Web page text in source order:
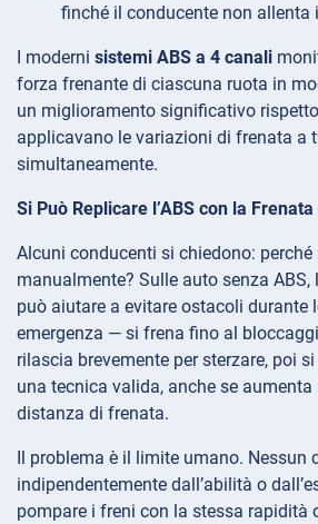
finché il conducente non allenta
I moderni sistemi ABS a 4 canali
forza frenante di ciascuna ruota in
un miglioramento significativo
applicavano le variazioni di frenata a
simultaneamente.
Si Può Replicare l’ABS con la
Alcuni conducenti si chiedono:
manualmente? Sulle auto senza
può aiutare a evitare ostacoli durante
emergenza — si frena fino al
rilascia brevemente per sterzare, poi
una tecnica valida, anche se
distanza di frenata.
Il problema è il limite umano. Nessun
indipendentemente dall’abilità o
pompare i freni con la stessa rapidità